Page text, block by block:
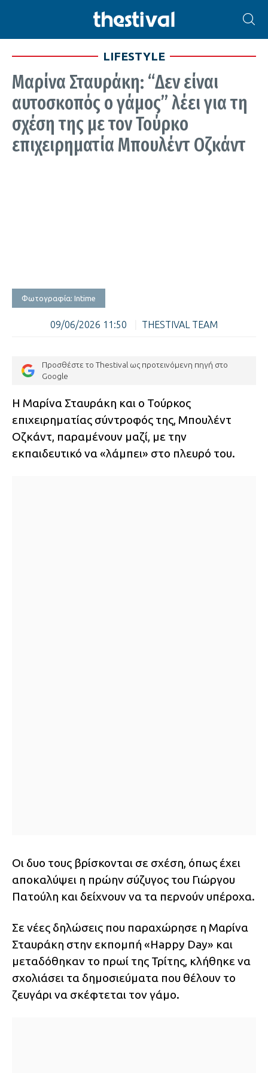
LIFESTYLE
Μαρίνα Σταυράκη: “Δεν είναι
αυτοσκοπός ο γάμος” λέει για τη
σχέση της με τον Τούρκο
επιχειρηματία Μπουλέντ Οζκάντ
Φωτογραφία: Intime
09/06/2026 11:50 THESTIVAL TEAM
Προσθέστε το Thestival ως προτεινόμενη πηγή στο
Google
Η Μαρίνα Σταυράκη και ο Τούρκος
επιχειρηματίας σύντροφός της, Μπουλέντ
Οζκάντ, παραμένουν μαζί, με την
εκπαιδευτικό να «λάμπει» στο πλευρό του.
Οι δυο τους βρίσκονται σε σχέση, όπως έχει
αποκαλύψει η πρώην σύζυγος του Γιώργου
Πατούλη και δείχνουν να τα περνούν υπέροχα.
Σε νέες δηλώσεις που παραχώρησε η Μαρίνα
Σταυράκη στην εκπομπή «Happy Day» και
μεταδόθηκαν το πρωί της Τρίτης, κλήθηκε να
σχολιάσει τα δημοσιεύματα που θέλουν το
ζευγάρι να σκέφτεται τον γάμο.